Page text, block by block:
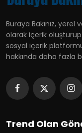
Buraya Bakınız, yerel
olarak içerik
sosyal içerik
hakkında daha fazla
Trend Olan